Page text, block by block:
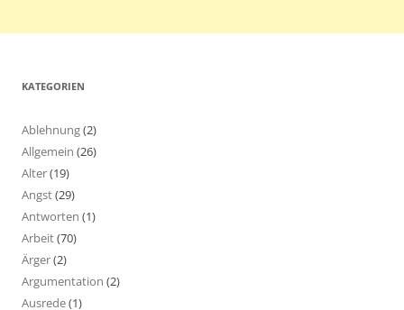
KATEGORIEN
Ablehnung(2)
Allgemein (26)
Alter(19)
Angst(29)
Antworten (1)
Arbeit(70)
Ärger(2)
Argumentation (2)
Ausrede(1)